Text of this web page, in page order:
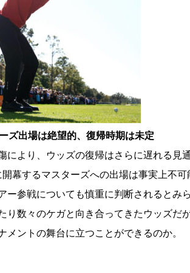
ズ出場は絶望的、復帰時期は未定
により、ウッズの復帰はさらに遅れる見通
開幕するマスターズへの出場は事実上不可
ー参戦についても慎重に判断されるとみら
り数々のケガと向き合ってきたウッズだが
メントの舞台に立つことができるのか。